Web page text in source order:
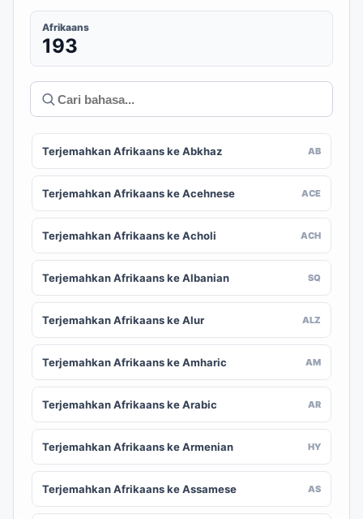
Afrikaans
193
Terjemahkan Afrikaans ke Abkhaz AB
Terjemahkan Afrikaans ke Acehnese ACE
Terjemahkan Afrikaans ke Acholi ACH
Terjemahkan Afrikaans ke Albanian SQ
Terjemahkan Afrikaans ke Alur ALZ
Terjemahkan Afrikaans ke Amharic AM
Terjemahkan Afrikaans ke Arabic AR
Terjemahkan Afrikaans ke Armenian HY
Terjemahkan Afrikaans ke Assamese AS